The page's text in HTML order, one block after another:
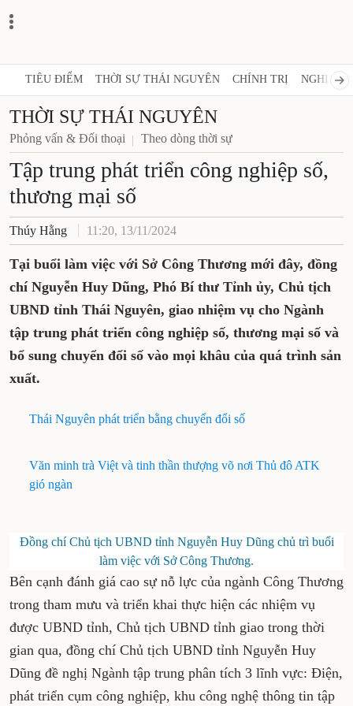
TIÊU ĐIỂM THỜI SỰ THÁI NGUYÊN CHÍNH TRỊ NGHỊ
THỜI SỰ THÁI NGUYÊN
Phỏng vấn & Đối thoại Theo dòng thời sự
Tập trung phát triển công nghiệp số,
thương mại số
Thúy Hằng 11:20, 13/11/2024
Tại buổi làm việc với Sở Công Thương mới đây, đồng
chí Nguyễn Huy Dũng, Phó Bí thư Tỉnh ủy, Chủ tịch
UBND tỉnh Thái Nguyên, giao nhiệm vụ cho Ngành
tập trung phát triển công nghiệp số, thương mại số và
bổ sung chuyển đổi số vào mọi khâu của quá trình sản
xuất.
Thái Nguyên phát triển bằng chuyển đổi số
Văn minh trà Việt và tinh thần thượng võ nơi Thủ đô ATK
gió ngàn
Đồng chí Chủ tịch UBND tỉnh Nguyễn Huy Dũng chủ trì buổi
làm việc với Sở Công Thương.
Bên cạnh đánh giá cao sự nỗ lực của ngành Công Thương
trong tham mưu và triển khai thực hiện các nhiệm vụ
được UBND tỉnh, Chủ tịch UBND tỉnh giao trong thời
gian qua, đồng chí Chủ tịch UBND tỉnh Nguyễn Huy
Dũng đề nghị Ngành tập trung phân tích 3 lĩnh vực: Điện,
phát triển cụm công nghiệp, khu công nghệ thông tin tập